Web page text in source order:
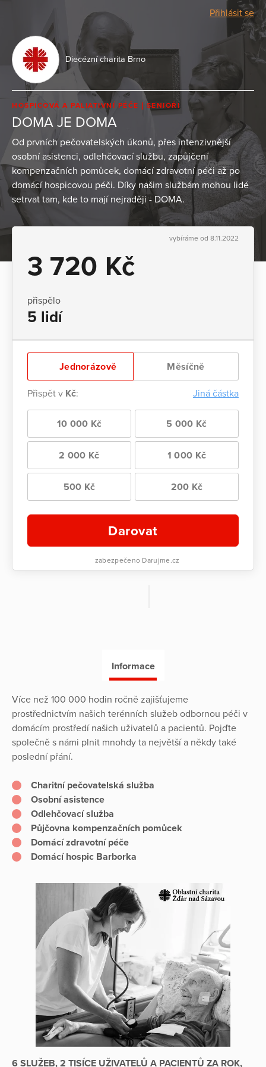
Přihlásit se
Diecézní charita Brno
HOSPICOVÁ A PALIATIVNÍ PÉČE SENIOŘI
DOMA JE DOMA
Od prvních pečovatelských úkonů, přes intenzivnější
osobní asistenci, odlehčovací službu, zapůjčení
kompenzačních pomůcek, domácí zdravotní péči až po
domácí hospicovou péči. Díky našim službám mohou lidé
setrvat tam, kde to mají nejraději - DOMA.
vybíráme od 8.11.2022
3 720 Kč
přispělo
5 lidí
Jednorázově Měsíčně
Přispět v Kč: Jiná částka
10 000 Kč 5 000 Kč
2 000 Kč 1 000 Kč
500 Kč 200 Kč
Darovat
zabezpečeno Darujme.cz
Informace
Více než 100 000 hodin ročně zajišťujeme
prostřednictvím našich terénních služeb odbornou péči v
domácím prostředí našich uživatelů a pacientů. Pojďte
společně s námi plnit mnohdy ta největší a někdy také
poslední přání.
Charitní pečovatelská služba
Osobní asistence
Odlehčovací služba
Půjčovna kompenzačních pomůcek
Domácí zdravotní péče
Domácí hospic Barborka
6 SLUŽEB, 2 TISÍCE UŽIVATELŮ A PACIENTŮ ZA ROK,